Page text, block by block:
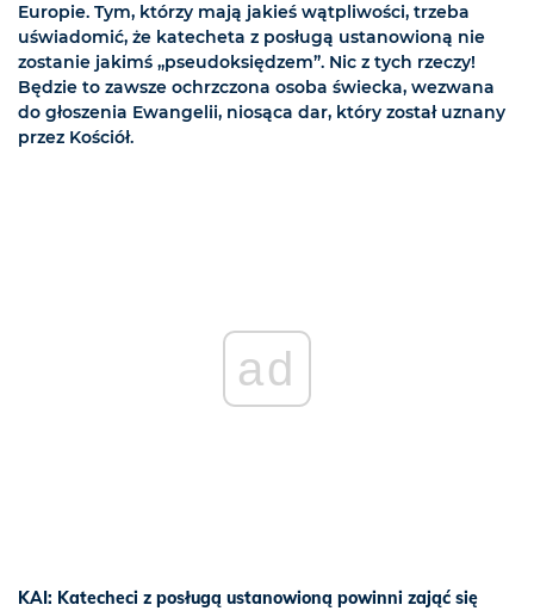
Europie. Tym, którzy mają jakieś wątpliwości, trzeba
uświadomić, że katecheta z posługą ustanowioną nie
zostanie jakimś „pseudoksiędzem”. Nic z tych rzeczy!
Będzie to zawsze ochrzczona osoba świecka, wezwana
do głoszenia Ewangelii, niosąca dar, który został uznany
przez Kościół.
ad
KAI: Katecheci z posługą ustanowioną powinni zająć się